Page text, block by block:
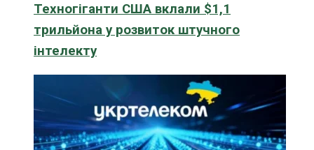
Техногіганти США вклали $1,1
трильйона у розвиток штучного
інтелекту